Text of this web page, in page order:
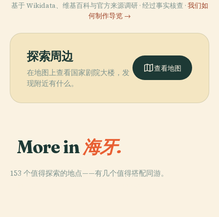
基于 Wikidata、维基百科与官方来源调研 · 经过事实核查 · 我们如
何制作导览 →
探索周边
在地图上查看国家剧院大楼，发
现附近有什么。
查看地图
More in 海牙.
153 个值得探索的地点——有几个值得搭配同游。
PLACE PLACE